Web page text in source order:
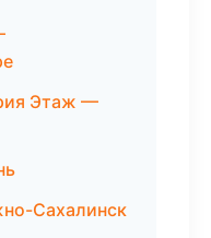
Этаж —
Сахалинск